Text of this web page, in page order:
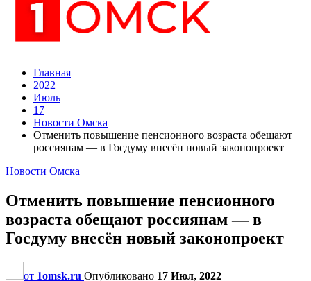
Главная
2022
Июль
17
Новости Омска
Отменить повышение пенсионного возраста обещают
россиянам — в Госдуму внесён новый законопроект
Новости Омска
Отменить повышение пенсионного
возраста обещают россиянам — в
Госдуму внесён новый законопроект
от 1omsk.ru Опубликовано 17 Июл, 2022